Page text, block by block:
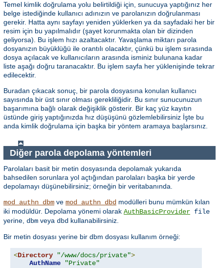
Temel kimlik doğrulama yolu belirtildiği için, sunucuya yaptığınız her
belge istediğinde kullanıcı adınızın ve parolanızın doğrulanması
gerekir. Hatta aynı sayfayı yeniden yüklerken ya da sayfadaki her bir
resim için bu yapılmalıdır (şayet korunmakta olan bir dizinden
geliyorsa). Bu işlem hızı azaltacaktır. Yavaşlama miktarı parola
dosyanızın büyüklüğü ile orantılı olacaktır, çünkü bu işlem sırasında
dosya açılacak ve kullanıcıların arasında isminiz bulunana kadar
liste aşağı doğru taranacaktır. Bu işlem sayfa her yüklenişinde tekrar
edilecektir.
Buradan çıkacak sonuç, bir parola dosyasına konulan kullanıcı
sayısında bir üst sınır olması gerekliliğidir. Bu sınır sunucunuzun
başarımına bağlı olarak değişiklik gösterir. Bir kaç yüz kayıtın
üstünde giriş yaptığınızda hız düşüşünü gözlemlebilirsiniz İşte bu
anda kimlik doğrulama için başka bir yöntem aramaya başlarsınız.
Diğer parola depolama yöntemleri
Parolaları basit bir metin dosyasında depolamak yukarıda
bahsedilen sorunlara yol açtığından parolaları başka bir yerde
depolamayı düşünebilirsiniz; örneğin bir veritabanında.
mod_authn_dbm ve mod_authn_dbd modülleri bunu mümkün kılan
iki modüldür. Depolama yönemi olarak AuthBasicProvider file
yerine, dbm veya dbd kullanabilirsiniz.
Bir metin dosyası yerine bir dbm dosyası kullanım örneği:
<Directory "/www/docs/private">
AuthName
"Private"